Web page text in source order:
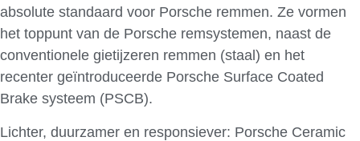
absolute standaard voor Porsche remmen. Ze vormen
het toppunt van de Porsche remsystemen, naast de
conventionele gietijzeren remmen (staal) en het
recenter geïntroduceerde Porsche Surface Coated
Brake systeem (PSCB).
Lichter, duurzamer en responsiever: Porsche Ceramic